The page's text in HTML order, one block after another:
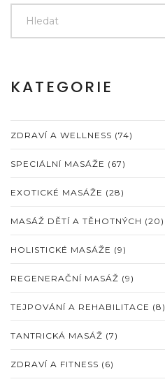
KATEGORIE
ZDRAVÍ A WELLNESS (74)
SPECIÁLNÍ MASÁŽE (67)
EXOTICKÉ MASÁŽE (28)
MASÁŽ DĚTÍ A TĚHOTNÝCH (20)
HOLISTICKÉ MASÁŽE (9)
REGENERAČNÍ MASÁŽ (9)
TEJPOVÁNÍ A REHABILITACE (8)
TANTRICKÁ MASÁŽ (7)
ZDRAVÍ A FITNESS (6)